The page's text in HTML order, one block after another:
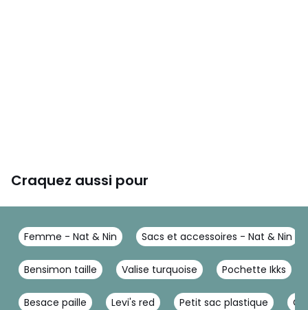
Craquez aussi pour
Femme - Nat & Nin Sacs et accessoires - Nat & Nin
Bensimon taille Valise turquoise Pochette Ikks
Besace paille Levi's red Petit sac plastique